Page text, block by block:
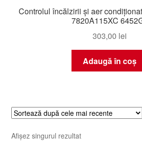
Controlul încălzirii și aer
7820A115XC
303,00 lei
Adaugă în coș
Afișez singurul rezultat